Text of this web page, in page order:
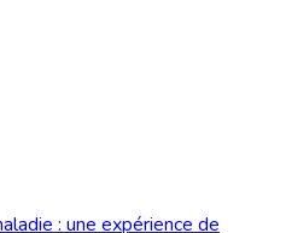
: une expérience de